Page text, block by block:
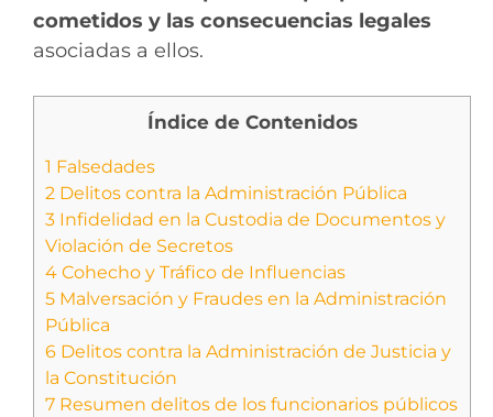
cometidos y las consecuencias legales
asociadas a ellos.
Índice de Contenidos
1 Falsedades
2 Delitos contra la Administración Pública
3 Infidelidad en la Custodia de Documentos y
Violación de Secretos
4 Cohecho y Tráfico de Influencias
5 Malversación y Fraudes en la Administración
Pública
6 Delitos contra la Administración de Justicia y
la Constitución
7 Resumen delitos de los funcionarios públicos